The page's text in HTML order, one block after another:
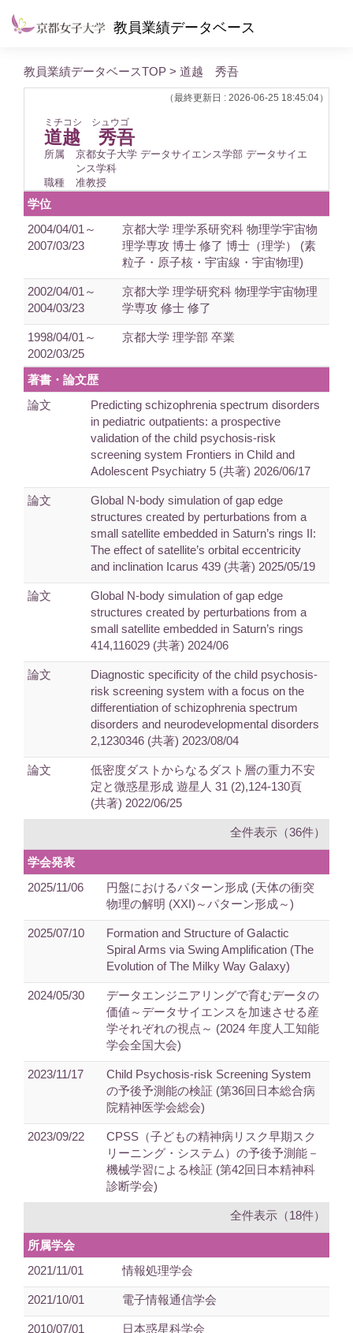
教員業績データベース
教員業績データベースTOP > 道越 秀吾
（最終更新日 : 2026-06-25 18:45:04）
ミチコシ シュウゴ
道越 秀吾
所属
京都女子大学 データサイエンス学部 データサイエ
ンス学科
職種
准教授
学位
2004/04/01～
2007/03/23
京都大学 理学系研究科 物理学宇宙物
理学専攻 博士 修了 博士（理学） (素
粒子・原子核・宇宙線・宇宙物理)
2002/04/01～
2004/03/23
京都大学 理学研究科 物理学宇宙物理
学専攻 修士 修了
1998/04/01～
2002/03/25
京都大学 理学部 卒業
著書・論文歴
論文
Predicting schizophrenia spectrum disorders
in pediatric outpatients: a prospective
validation of the child psychosis-risk
screening system Frontiers in Child and
Adolescent Psychiatry 5 (共著) 2026/06/17
論文
Global N-body simulation of gap edge
structures created by perturbations from a
small satellite embedded in Saturn’s rings II:
The effect of satellite’s orbital eccentricity
and inclination Icarus 439 (共著) 2025/05/19
論文
Global N-body simulation of gap edge
structures created by perturbations from a
small satellite embedded in Saturn’s rings
414,116029 (共著) 2024/06
論文
Diagnostic specificity of the child psychosis-
risk screening system with a focus on the
differentiation of schizophrenia spectrum
disorders and neurodevelopmental disorders
2,1230346 (共著) 2023/08/04
論文
低密度ダストからなるダスト層の重力不安
定と微惑星形成 遊星人 31 (2),124-130頁
(共著) 2022/06/25
全件表示（36件）
学会発表
2025/11/06
円盤におけるパターン形成 (天体の衝突
物理の解明 (XXI)～パターン形成～)
2025/07/10
Formation and Structure of Galactic
Spiral Arms via Swing Amplification (The
Evolution of The Milky Way Galaxy)
2024/05/30
データエンジニアリングで育むデータの
価値～データサイエンスを加速させる産
学それぞれの視点～ (2024 年度人工知能
学会全国大会)
2023/11/17
Child Psychosis-risk Screening System
の予後予測能の検証 (第36回日本総合病
院精神医学会総会)
2023/09/22
CPSS（子どもの精神病リスク早期スク
リーニング・システム）の予後予測能－
機械学習による検証 (第42回日本精神科
診断学会)
全件表示（18件）
所属学会
2021/11/01
情報処理学会
2021/10/01 電子情報通信学会
2010/07/01 日本惑星科学会